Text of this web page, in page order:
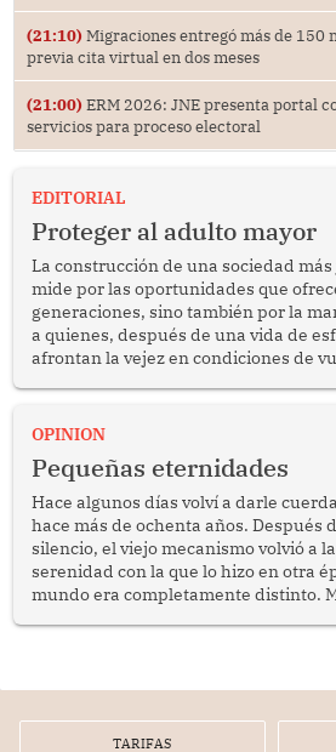
(21:10) Migraciones entregó más de 150
previa cita virtual en dos meses
(21:00) ERM 2026: JNE presenta portal
servicios para proceso electoral
EDITORIAL
Proteger al adulto mayor
La construcción de una sociedad más
mide por las oportunidades que
generaciones, sino también por la
a quienes, después de una vida de
afrontan la vejez en condiciones de
bimestrales el subsidio que reciben
reflexionar sobre la importancia de
públicas dirigidas a los adultos
OPINION
Pequeñas eternidades
Hace algunos días volví a darle
hace más de ochenta años. Después
silencio, el viejo mecanismo volvió a
serenidad con la que lo hizo en otra
mundo era completamente distinto.
TARIFAS